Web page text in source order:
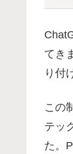
てき
り付
この
テッ
た。